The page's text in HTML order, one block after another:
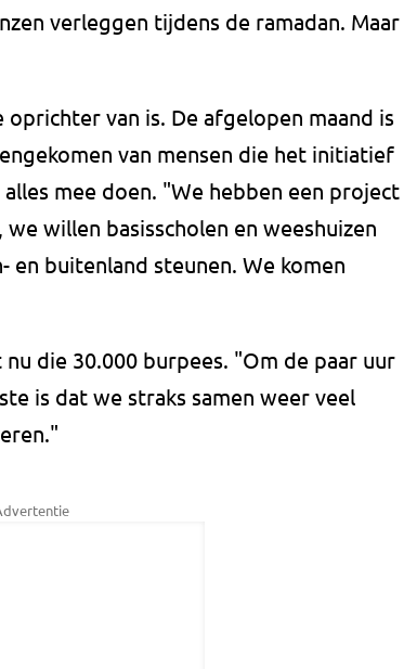
verleggen tijdens de ramadan. Maar
van is. De afgelopen maand is
van mensen die het initiatief
mee doen. "We hebben een project
willen basisscholen en weeshuizen
en buitenland steunen. We komen
die 30.000 burpees. "Om de paar uur
is dat we straks samen weer veel